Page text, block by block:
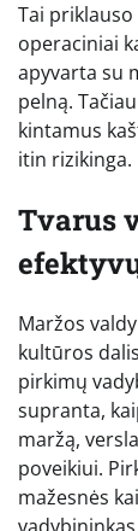
Tai
operaciniai
apyvarta su
pelną.
kintamus
itin rizikinga.
Tvarus
Maržos
kultūros
pirkimų
supranta,
maržą,
poveikiui.
mažesnės